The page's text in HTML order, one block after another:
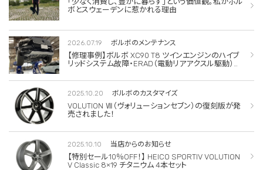
ボとスウェーデンに惹かれる理由
2026.07.19 ボルボのメンテナンス
【修理事例】ボルボ XC90 T8 ツインエンジンのハイブ
リッドシステム故障・ERAD（電動リアアクスル駆動）交
2025.10.20 ボルボのカスタマイズ
VOLUTION Ⅶ（ヴォリューションセブン）の復刻版が発
売されました！
2025.10.10 当店からのお知らせ
【特別セール10％OFF！】 HEICO SPORTIV VOLUTION
V Classic 8×19 チタニウム 4本セット